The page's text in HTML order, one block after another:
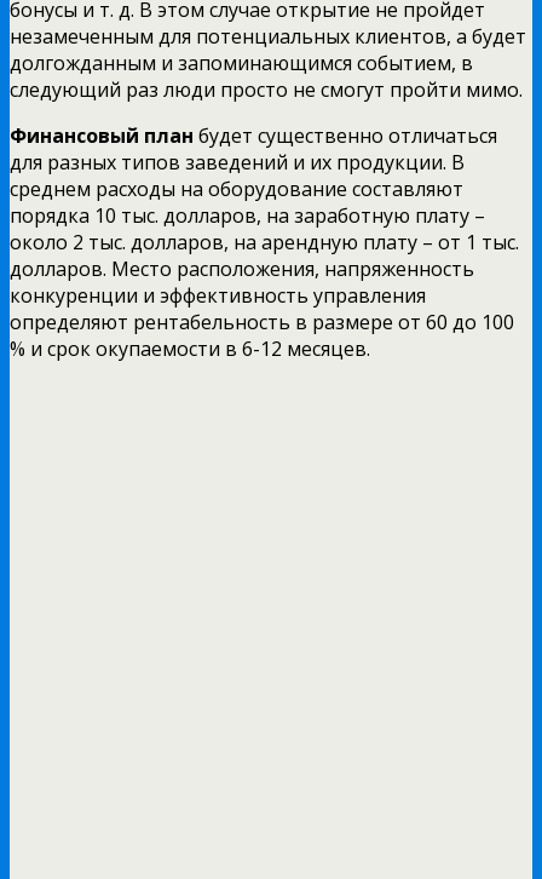
бонусы и т. д. В этом случае открытие не пройдет
незамеченным для потенциальных клиентов, а будет
долгожданным и запоминающимся событием, в
следующий раз люди просто не смогут пройти мимо.
Финансовый план будет существенно отличаться
для разных типов заведений и их продукции. В
среднем расходы на оборудование составляют
порядка 10 тыс. долларов, на заработную плату –
около 2 тыс. долларов, на арендную плату – от 1 тыс.
долларов. Место расположения, напряженность
конкуренции и эффективность управления
определяют рентабельность в размере от 60 до 100
% и срок окупаемости в 6-12 месяцев.